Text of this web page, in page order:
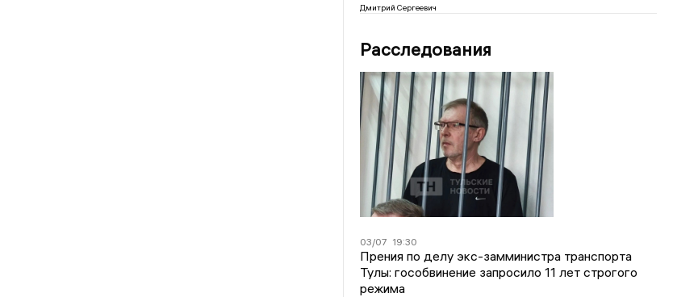
Дмитрий Сергеевич
Расследования
03/07 19:30
Прения по делу экс-замминистра транспорта
Тулы: гособвинение запросило 11 лет строгого
режима